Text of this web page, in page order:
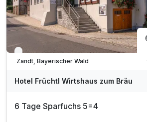
inkl. GuTi-Ticket: Nutzung des ÖPNV
Nur noch bis September
Zandt, Bayerischer Wald
Hotel Früchtl Wirtshaus zum Bräu
6 Tage Sparfuchs 5=4